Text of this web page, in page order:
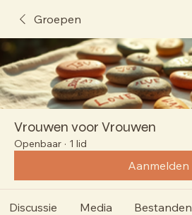
Groepen
Vrouwen voor Vrouwen
Openbaar · 1 lid
Aanmelden
Discussie Media Bestanden